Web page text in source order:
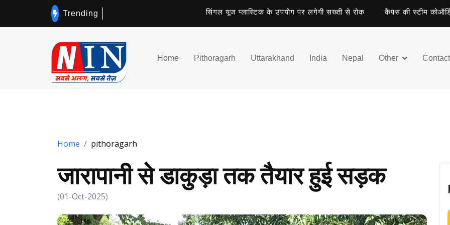
Trending सिंगल यूज प्लास्टिक के उपयोग पर लगेगी सख्ती से रोक कैंपस की स्टीम कोऑर्डिनेटर
Home Pithoragarh Uttarakhand India Nepal Other
Home pithoragarh
जारापानी से डाकुड़ा तक तैयार हुई सड़क
(01-Oct-2025)